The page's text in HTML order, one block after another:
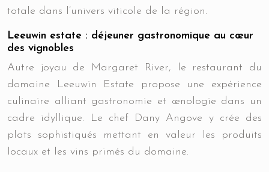
totale dans l’univers viticole de la région.
Leeuwin estate : déjeuner gastronomique au cœur
des vignobles
Autre joyau de Margaret River, le restaurant du
domaine Leeuwin Estate propose une expérience
culinaire alliant gastronomie et œnologie dans un
cadre idyllique. Le chef Dany Angove y crée des
plats sophistiqués mettant en valeur les produits
locaux et les vins primés du domaine.